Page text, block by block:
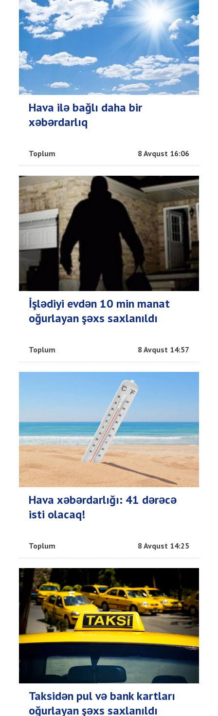
Hava ilə bağlı daha bir
xəbərdarlıq
Toplum 8 Avqust 16:06
İşlədiyi evdən 10 min manat
oğurlayan şəxs saxlanıldı
Toplum 8 Avqust 14:57
Hava xəbərdarlığı: 41 dərəcə
isti olacaq!
Toplum 8 Avqust 14:25
Taksidən pul və bank kartları
oğurlayan şəxs saxlanıldı